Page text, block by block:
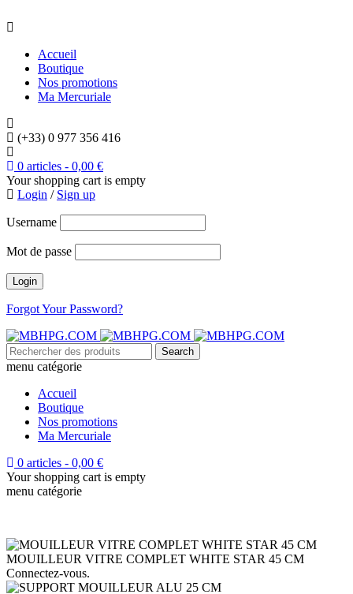
Accueil
Boutique
Nos promotions
Ma Mercuriale
(+33) 0 977 356 416
0 articles - 0,00 €
Your shopping cart is empty
Login / Sign up
Username
Mot de passe
Forgot Your Password?
menu catégorie
Accueil
Boutique
Nos promotions
Ma Mercuriale
0 articles - 0,00 €
Your shopping cart is empty
menu catégorie
MOUILLEUR VITRE COMPLET WHITE STAR 45 CM
Connectez-vous.